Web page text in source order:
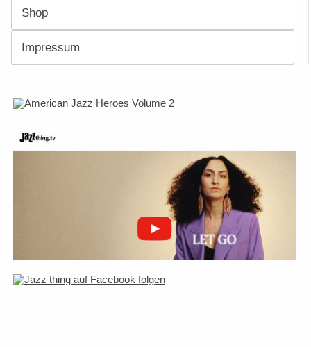
Shop
Impressum